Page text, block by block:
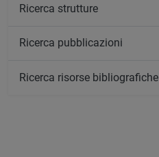
Ricerca strutture
Ricerca pubblicazioni
Ricerca risorse bibliografiche